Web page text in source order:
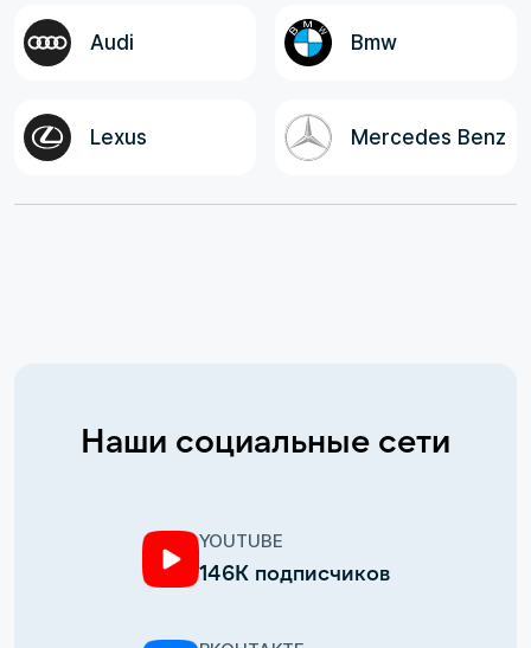
Audi Bmw
Lexus Mercedes Benz
Наши социальные сети
YOUTUBE
146К подписчиков